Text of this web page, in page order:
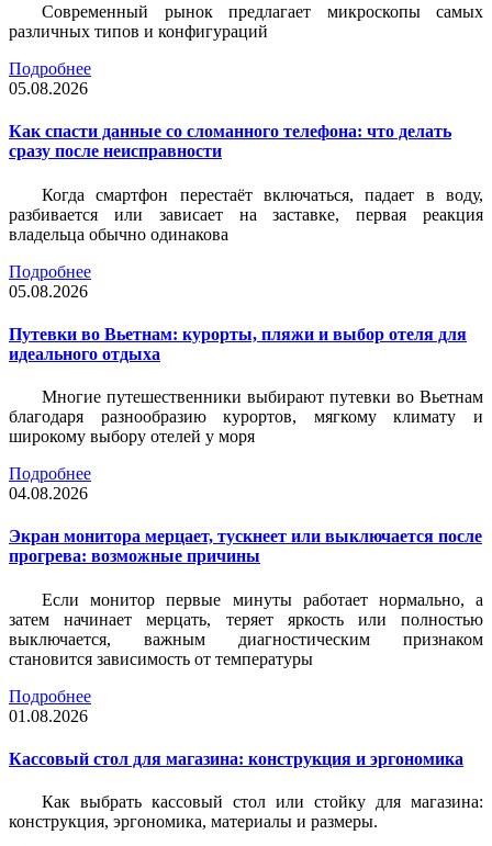
Современный рынок предлагает микроскопы самых
различных типов и конфигураций
Подробнее
05.08.2026
Как спасти данные со сломанного телефона: что делать
сразу после неисправности
Когда смартфон перестаёт включаться, падает в воду,
разбивается или зависает на заставке, первая реакция
владельца обычно одинакова
Подробнее
05.08.2026
Путевки во Вьетнам: курорты, пляжи и выбор отеля для
идеального отдыха
Многие путешественники выбирают путевки во Вьетнам
благодаря разнообразию курортов, мягкому климату и
широкому выбору отелей у моря
Подробнее
04.08.2026
Экран монитора мерцает, тускнеет или выключается после
прогрева: возможные причины
Если монитор первые минуты работает нормально, а
затем начинает мерцать, теряет яркость или полностью
выключается, важным диагностическим признаком
становится зависимость от температуры
Подробнее
01.08.2026
Кассовый стол для магазина: конструкция и эргономика
Как выбрать кассовый стол или стойку для магазина:
конструкция, эргономика, материалы и размеры.